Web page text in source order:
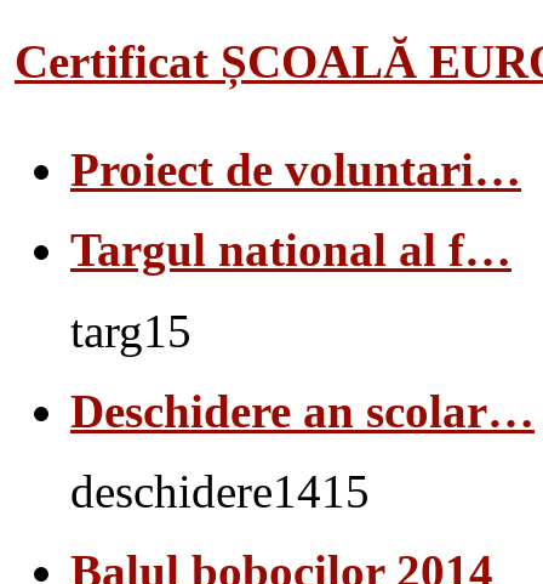
Certificat ȘCOALĂ
Proiect de voluntari…
Targul national al f…
targ15
Deschidere an scolar…
deschidere1415
Balul bobocilor 2014